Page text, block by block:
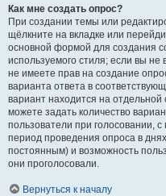
Как мне создать опрос?
При создании темы или
щёлкните на вкладке или
основной формой для создания
используемого стиля; если вы
не имеете прав на создание
варианта ответа в
вариант находится на отдельной
можете задать количество
пользователи при голосовании,
период проведения опроса в
постоянным) и возможность
они проголосовали.
Вернуться к началу